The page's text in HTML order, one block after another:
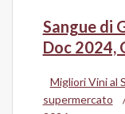
Sangue di
Doc 2024,
Migliori Vini al
supermercato